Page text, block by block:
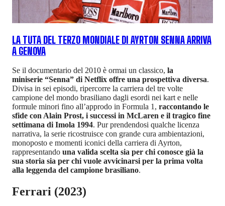
LA TUTA DEL TERZO MONDIALE DI AYRTON SENNA ARRIVA
A GENOVA
Se il documentario del 2010 è ormai un classico, la
miniserie “Senna” di Netflix offre una prospettiva diversa.
Divisa in sei episodi, ripercorre la carriera del tre volte
campione del mondo brasiliano dagli esordi nei kart e nelle
formule minori fino all’approdo in Formula 1, raccontando le
sfide con Alain Prost, i successi in McLaren e il tragico fine
settimana di Imola 1994. Pur prendendosi qualche licenza
narrativa, la serie ricostruisce con grande cura ambientazioni,
monoposto e momenti iconici della carriera di Ayrton,
rappresentando una valida scelta sia per chi conosce già la
sua storia sia per chi vuole avvicinarsi per la prima volta
alla leggenda del campione brasiliano.
Ferrari (2023)